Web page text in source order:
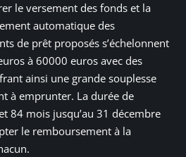
le versement des fonds et la
automatique des
de prêt proposés s’échelonnent
à 60000 euros avec des
ainsi une grande souplesse
à emprunter. La durée de
84 mois jusqu’au 31 décembre
le remboursement à la